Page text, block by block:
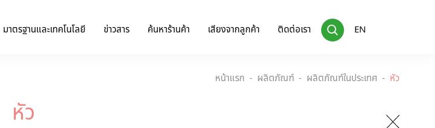
มาตรฐานและเทคโนโลยี ข่าวสาร ค้นหาร้านค้า เสียงจากลูกค้า ติดต่อเรา EN
หน้าแรก ผลิตภัณฑ์ ผลิตภัณฑ์ในประเทศ หัว
หัว